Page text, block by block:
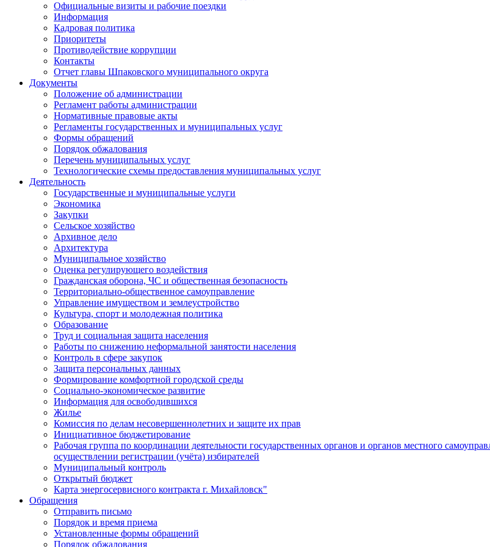
Официальные визиты и рабочие поездки
Информация
Кадровая политика
Приоритеты
Противодействие коррупции
Контакты
Отчет главы Шпаковского муниципального округа
Документы
Положение об администрации
Регламент работы администрации
Нормативные правовые акты
Регламенты государственных и муниципальных услуг
Формы обращений
Порядок обжалования
Перечень муниципальных услуг
Технологические схемы предоставления муниципальных услуг
Деятельность
Государственные и муниципальные услуги
Экономика
Закупки
Сельское хозяйство
Архивное дело
Архитектура
Муниципальное хозяйство
Оценка регулирующего воздействия
Гражданская оборона, ЧС и общественная безопасность
Территориально-общественное самоуправление
Управление имуществом и землеустройство
Культура, спорт и молодежная политика
Образование
Труд и социальная защита населения
Работы по снижению неформальной занятости населения
Контроль в сфере закупок
Защита персональных данных
Формирование комфортной городской среды
Социально-экономическое развитие
Информация для освободившихся
Жилье
Комиссия по делам несовершеннолетних и защите их прав
Инициативное бюджетирование
Рабочая группа по координации деятельности государственных органов и органов местного
осуществлении регистрации (учёта) избирателей
Муниципальный контроль
Открытый бюджет
Карта энергосервисного контракта г. Михайловск"
Обращения
Отправить письмо
Порядок и время приема
Установленные формы обращений
Порядок обжалования